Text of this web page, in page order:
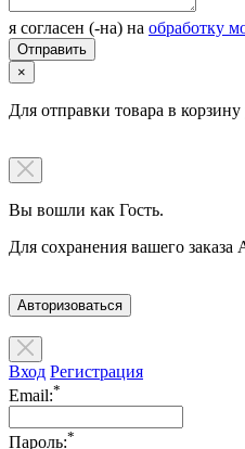
я согласен (-на) на обработку
×
Для отправки товара в
Вы вошли как Гость.
Для сохранения вашего заказа
Авторизоваться
Вход Регистрация
Email:*
Пароль:*